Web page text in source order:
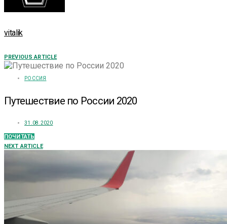
vitalik
PREVIOUS ARTICLE
РОССИЯ
Путешествие по России 2020
31.08.2020
ПОЧИТАТЬ
NEXT ARTICLE